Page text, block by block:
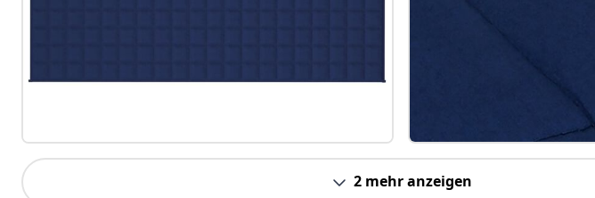
2 mehr anzeigen